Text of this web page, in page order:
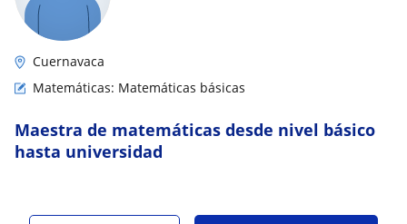
Cuernavaca
Matemáticas: Matemáticas básicas
Maestra de matemáticas desde nivel básico
hasta universidad